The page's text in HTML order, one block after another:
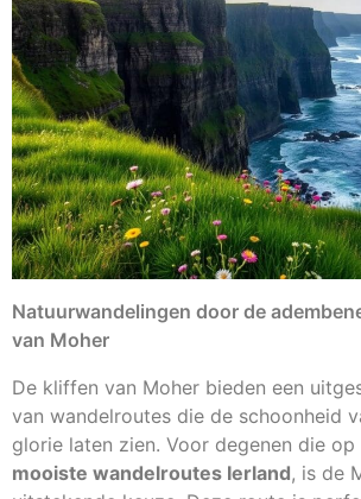
Natuurwandelingen door de
van Moher
De kliffen van Moher bieden een
van wandelroutes die de schoonheid
glorie laten zien. Voor degenen die
mooiste wandelroutes Ierland, is de